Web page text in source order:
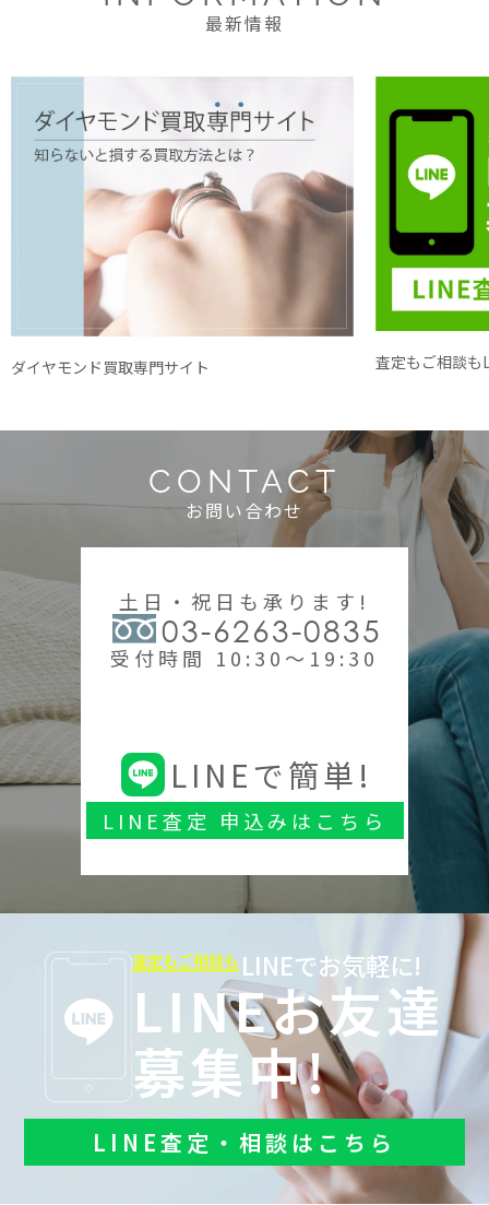
最新情報
ダイヤモンド買取専門サイト 査定もご相談も
CONTACT
お問い合わせ
土日・祝日も承ります!
03-6263-0835
受付時間 10:30～19:30
LINEで簡単!
LINE査定 申込みはこちら
査定もご相談も LINEでお気軽に!
LINEお友達
募集中!
LINE査定・相談はこちら